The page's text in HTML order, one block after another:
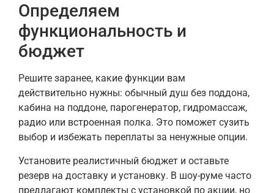
Определяем
функциональность и
бюджет
Решите заранее, какие функции вам
действительно нужны: обычный душ без поддона,
кабина на поддоне, парогенератор, гидромассаж,
радио или встроенная полка. Это поможет сузить
выбор и избежать переплаты за ненужные опции.
Установите реалистичный бюджет и оставьте
резерв на доставку и установку. В шоу-руме часто
предлагают комплекты с установкой по акции, но